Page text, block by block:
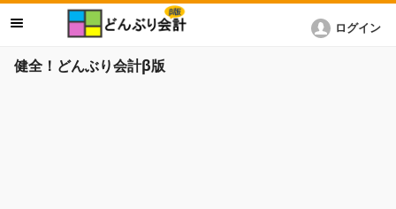
健全！どんぶり会計β版
ログイン